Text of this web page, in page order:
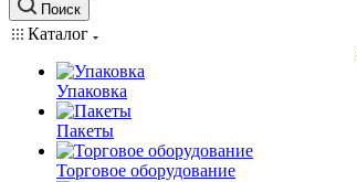
Поиск
Каталог
Упаковка
Пакеты
Торговое оборудование